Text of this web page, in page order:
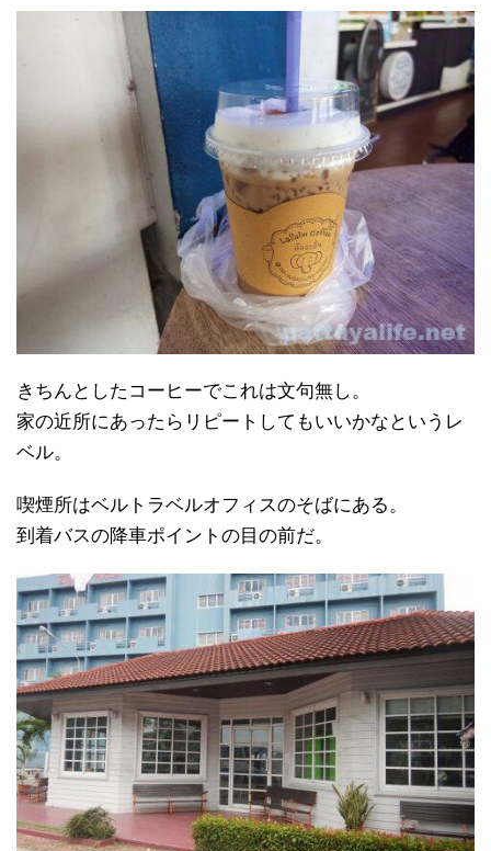
きちんとしたコーヒーでこれは文句無し。
家の近所にあったらリピートしてもいいかなというレ
ベル。
喫煙所はベルトラベルオフィスのそばにある。
到着バスの降車ポイントの目の前だ。